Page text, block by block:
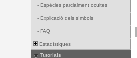
- Espècies parcialment ocultes
- Explicació dels símbols
- FAQ
Estadístiques
Tutorials